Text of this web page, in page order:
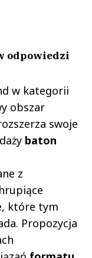
odpowiedzi
w kategorii
obszar
swoje
baton
z
które tym
Propozycja